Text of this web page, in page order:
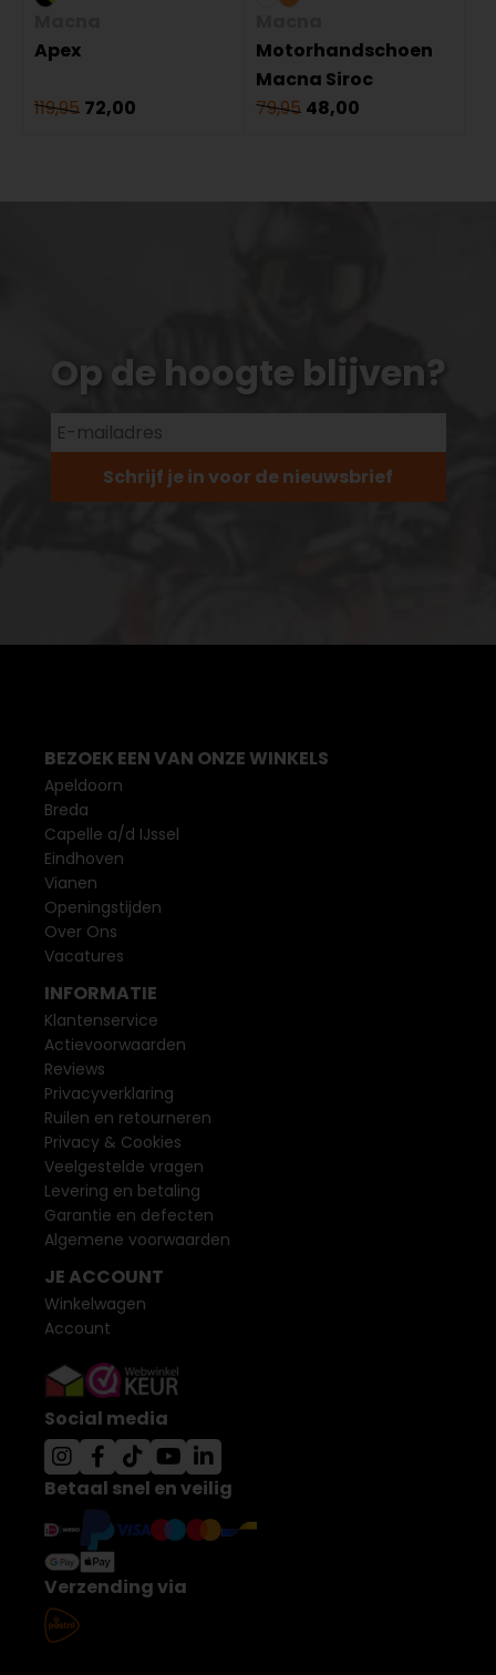
Apex
119,95 72,00
Motorhandschoen
Macna Siroc
79,95 48,00
Op de hoogte blijven?
Schrijf je in voor de nieuwsbrief
BEZOEK EEN VAN ONZE WINKELS
Apeldoorn
Breda
Capelle a/d IJssel
Eindhoven
Vianen
Openingstijden
Over Ons
Vacatures
INFORMATIE
Klantenservice
Actievoorwaarden
Reviews
Privacyverklaring
Ruilen en retourneren
Privacy & Cookies
Veelgestelde vragen
Levering en betaling
Garantie en defecten
Algemene voorwaarden
JE ACCOUNT
Winkelwagen
Account
Social media
Betaal snel en veilig
Verzending via